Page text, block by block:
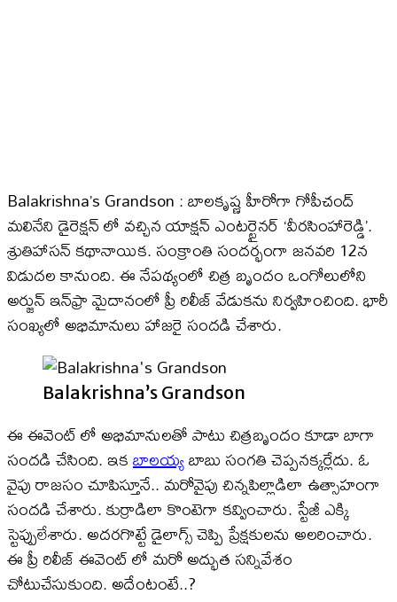
Balakrishna’s Grandson : బాలకృష్ణ హీరోగా గోపీచంద్
మలినేని డైరెక్షన్ లో వచ్చిన యాక్షన్ ఎంటర్టైనర్ ‘వీరసింహారెడ్డి’.
శ్రుతిహాసన్‌ కథానాయిక. సంక్రాంతి సందర్భంగా జనవరి 12న
విడుదల కానుంది. ఈ నేపథ్యంలో చిత్ర బృందం ఒంగోలులోని
అర్జున్‌ ఇన్‌ఫ్రా మైదానంలో ప్రీ రిలీజ్‌ వేడుకను నిర్వహించింది. భారీ
సంఖ్యలో అభిమానులు హాజరై సందడి చేశారు.
Balakrishna’s Grandson
ఈ ఈవెంట్ లో అభిమానులతో పాటు చిత్రబృందం కూడా బాగా
సందడి చేసింది. ఇకబాలయ్యబాబు సంగతి చెప్పనక్కర్లేదు. ఓ
వైపు రాజసం చూపిస్తూనే.. మరోవైపు చిన్నపిల్లాడిలా ఉత్సాహంగా
సందడి చేశారు. కుర్రాడిలా కొంటెగా కవ్వించారు. స్టేజీ ఎక్కి
స్టెప్పులేశారు. అదరగొట్టే డైలాగ్స్ చెప్పి ప్రేక్షకులను అలరించారు.
ఈ ప్రీ రిలీజ్ ఈవెంట్ లో మరో అద్భుత సన్నివేశం
చోటుచేసుకుంది. అదేంటంటే..?